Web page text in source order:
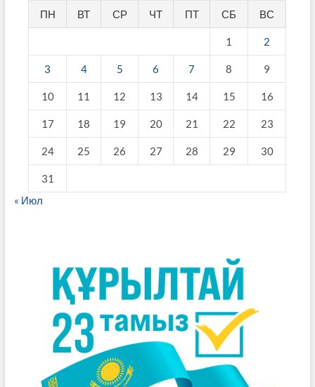
ПН ВТ СР ЧТ ПТ СБ ВС
1 2
3 4 5 6 7 8 9
10 11 12 13 14 15 16
17 18 19 20 21 22 23
24 25 26 27 28 29 30
31
« Июл